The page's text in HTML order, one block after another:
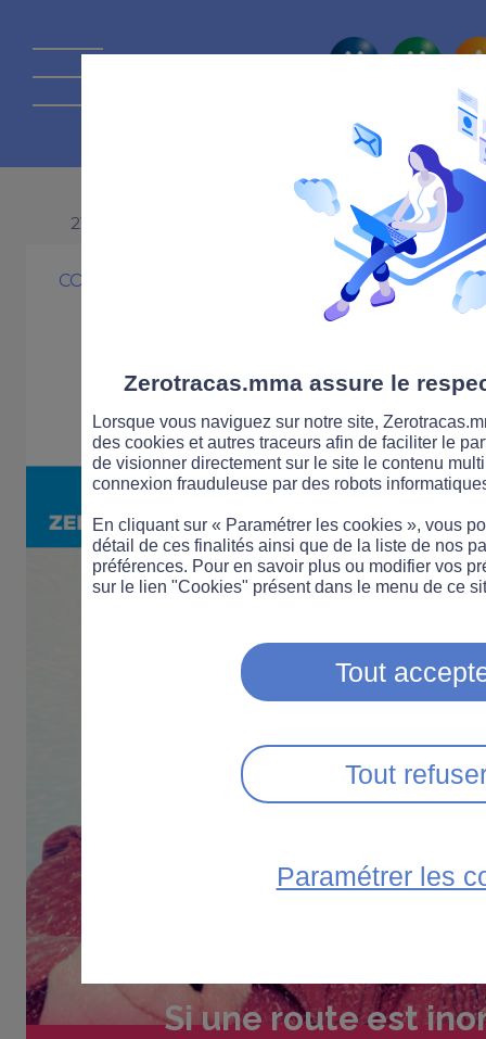
La route
21 JANVIER 2026
CONCOURS
Concours :
casque sans fil
Si une route est
Zerotracas.mma assure le
Lorsque vous naviguez sur notre site,
des cookies et autres traceurs afin de faciliter le
de visionner directement sur le site le contenu
connexion frauduleuse par des robots
En cliquant sur « Paramétrer les cookies », vous
détail de ces finalités ainsi que de la liste de nos
préférences. Pour en savoir plus ou modifier vos
sur le lien "Cookies" présent dans le menu de ce
Tout
Tout
Paramétrer les